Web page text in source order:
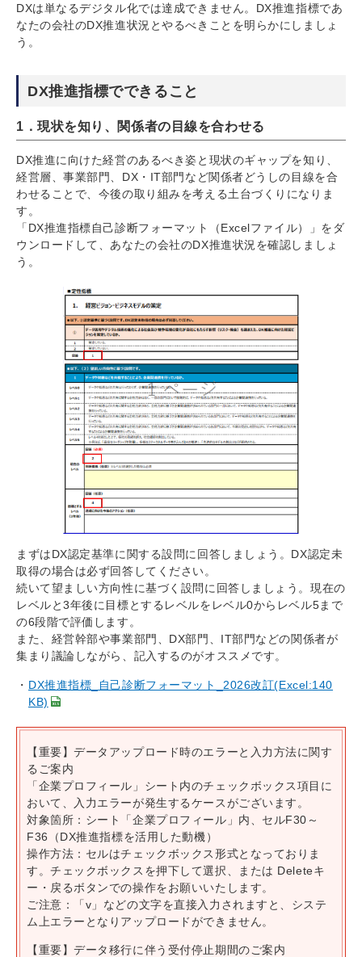
DXは単なるデジタル化では達成できません。DX推進指標であ
なたの会社のDX推進状況とやるべきことを明らかにしましょ
う。
DX推進指標でできること
1．現状を知り、関係者の目線を合わせる
DX推進に向けた経営のあるべき姿と現状のギャップを知り、
経営層、事業部門、DX・IT部門など関係者どうしの目線を合
わせることで、今後の取り組みを考える土台づくりになりま
す。
「DX推進指標自己診断フォーマット（Excelファイル）」をダ
ウンロードして、あなたの会社のDX推進状況を確認しましょ
う。
まずはDX認定基準に関する設問に回答しましょう。DX認定未
取得の場合は必ず回答してください。
続いて望ましい方向性に基づく設問に回答しましょう。現在の
レベルと3年後に目標とするレベルをレベル0からレベル5まで
の6段階で評価します。
また、経営幹部や事業部門、DX部門、IT部門などの関係者が
集まり議論しながら、記入するのがオススメです。
DX推進指標_自己診断フォーマット_2026改訂(Excel:140
KB)
【重要】データアップロード時のエラーと入力方法に関す
るご案内
「企業プロフィール」シート内のチェックボックス項目に
おいて、入力エラーが発生するケースがございます。
対象箇所：シート「企業プロフィール」内、セルF30～
F36（DX推進指標を活用した動機）
操作方法：セルはチェックボックス形式となっておりま
す。チェックボックスを押下して選択、または Deleteキ
ー・戻るボタンでの操作をお願いいたします。
ご注意：「v」などの文字を直接入力されますと、システ
ム上エラーとなりアップロードができません。
【重要】データ移行に伴う受付停止期間のご案内